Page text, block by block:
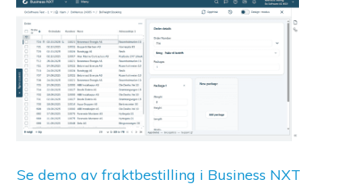
Se demo av fraktbestilling i Business NXT